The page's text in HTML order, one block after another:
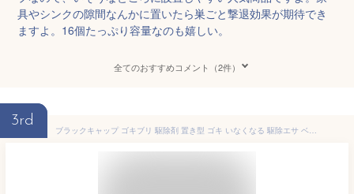
具やシンクの隙間なんかに置いたら巣ごと撃退効果が期待でき
ますよ。16個たっぷり容量なのも嬉しい。
全てのおすすめコメント（2件）
3rd
ブラックキャップ ゴキブリ 駆除剤 置き型 ゴキ いなくなる 駆除エサ ベイト剤(12個入*2箱セット)【ブラックキャップ】[ごきぶり ゴキブリ 殺虫剤 駆除 退治 対策 毒餌剤]